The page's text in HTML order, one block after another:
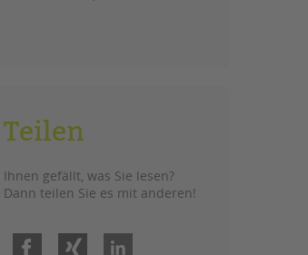
Teilen
Ihnen gefällt, was Sie lesen?
Dann teilen Sie es mit anderen!
Facebook